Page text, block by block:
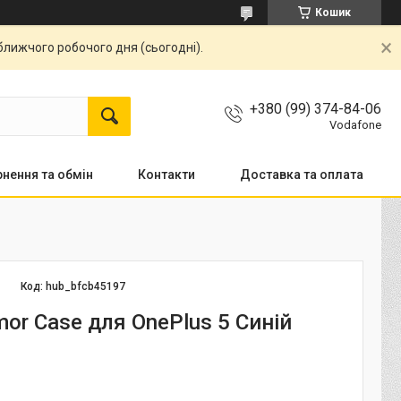
Кошик
робочого дня (сьогодні).
+380 (99) 374-84-06
Vodafone
та обмін Контакти Доставка та оплата
Код: hub_bfcb45197
Case для OnePlus 5 Синій